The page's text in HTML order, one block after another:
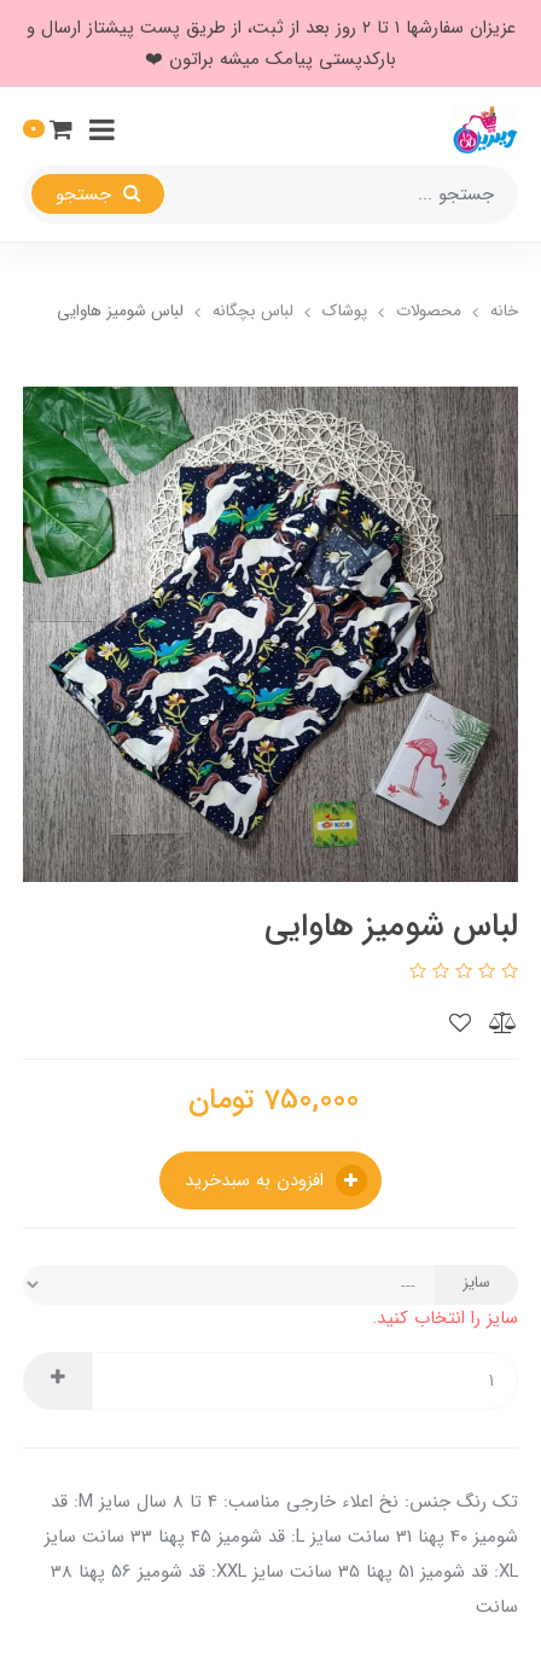
عزیزان سفارشها ۱ تا ۲ روز بعد از ثبت، از طریق پست پیشتاز ارسال و
بارکدپستی پیامک میشه براتون ❤️
0
خانه محصولات پوشاک لباس بچگانه لباس شومیز هاوایی
لباس شومیز هاوایی
750,000 تومان
سایز
سایز را انتخاب کنید.
تک رنگ جنس: نخ اعلاء خارجی مناسب: 4 تا 8 سال سایز M: قد
شومیز 40 پهنا 31 سانت سایز L: قد شومیز 45 پهنا 33 سانت سایز
XL: قد شومیز 51 پهنا 35 سانت سایز XXL: قد شومیز 56 پهنا 38
سانت